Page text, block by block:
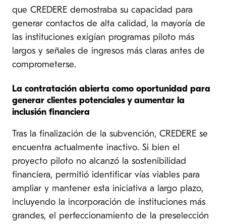
que CREDERE demostraba su capacidad para
generar contactos de alta calidad, la mayoría de
las instituciones exigían programas piloto más
largos y señales de ingresos más claras antes de
comprometerse.
La contratación abierta como oportunidad para
generar clientes potenciales y aumentar la
inclusión financiera
Tras la finalización de la subvención, CREDERE se
encuentra actualmente inactivo. Si bien el
proyecto piloto no alcanzó la sostenibilidad
financiera, permitió identificar vías viables para
ampliar y mantener esta iniciativa a largo plazo,
incluyendo la incorporación de instituciones más
grandes, el perfeccionamiento de la preselección